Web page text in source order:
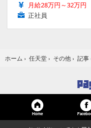
月給28万円～32万円
正社員
ホーム › 任天堂 › その他 › 記事
Home